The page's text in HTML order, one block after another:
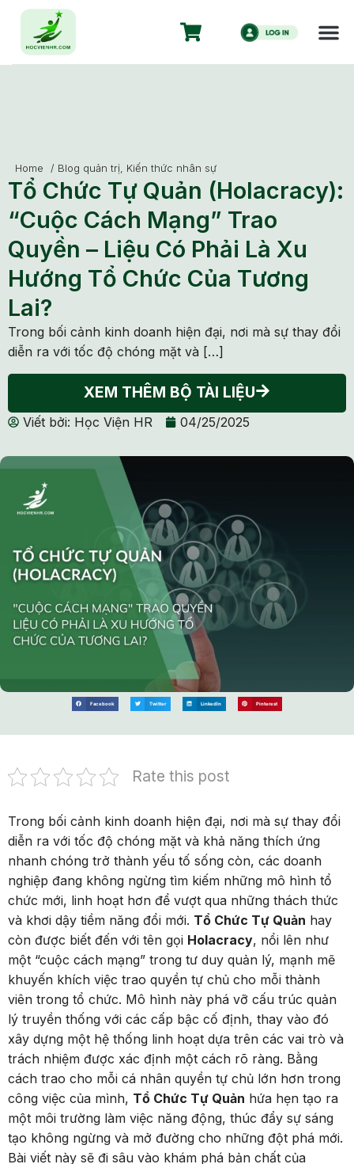
Home / Blog quản trị, Kiến thức nhân sự
Tổ Chức Tự Quản (Holacracy):
“Cuộc Cách Mạng” Trao
Quyền – Liệu Có Phải Là Xu
Hướng Tổ Chức Của Tương
Lai?
Trong bối cảnh kinh doanh hiện đại, nơi mà sự thay đổi
diễn ra với tốc độ chóng mặt và […]
XEM THÊM BỘ TÀI LIỆU
Viết bởi: Học Viện HR 04/25/2025
Facebook Twitter LinkedIn Pinterest
Rate this post
Trong bối cảnh kinh doanh hiện đại, nơi mà sự thay đổi
diễn ra với tốc độ chóng mặt và khả năng thích ứng
nhanh chóng trở thành yếu tố sống còn, các doanh
nghiệp đang không ngừng tìm kiếm những mô hình tổ
chức mới, linh hoạt hơn để vượt qua những thách thức
và khơi dậy tiềm năng đổi mới. Tổ Chức Tự Quản hay
còn được biết đến với tên gọi Holacracy, nổi lên như
một “cuộc cách mạng” trong tư duy quản lý, mạnh mẽ
khuyến khích việc trao quyền tự chủ cho mỗi thành
viên trong tổ chức. Mô hình này phá vỡ cấu trúc quản
lý truyền thống với các cấp bậc cố định, thay vào đó
xây dựng một hệ thống linh hoạt dựa trên các vai trò và
trách nhiệm được xác định một cách rõ ràng. Bằng
cách trao cho mỗi cá nhân quyền tự chủ lớn hơn trong
công việc của mình, Tổ Chức Tự Quản hứa hẹn tạo ra
một môi trường làm việc năng động, thúc đẩy sự sáng
tạo không ngừng và mở đường cho những đột phá mới.
Bài viết này sẽ đi sâu vào khám phá bản chất của